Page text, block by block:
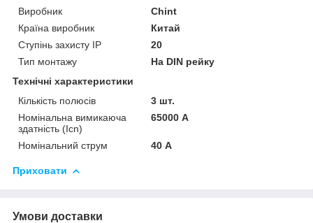
Виробник
Chint
Країна виробник
Китай
Ступінь захисту IP
20
Тип монтажу
На DIN рейку
Технічні характеристики
Кількість полюсів
3 шт.
Номінальна вимикаюча
здатність (Icn)
65000 А
Номінальний струм 40 А
Приховати
Умови доставки